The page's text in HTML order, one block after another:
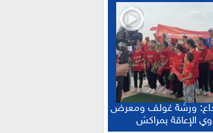
ورشة غولف ومعرض
الإعاقة بمراكش